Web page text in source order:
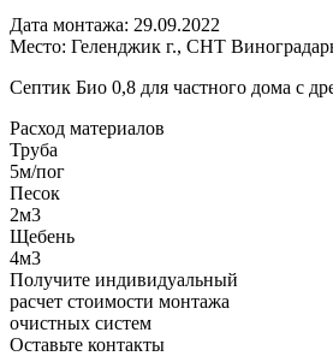
Дата монтажа: 29.09.2022
Место: Геленджик г., СНТ
Септик Био 0,8 для частного дома с
Расход материалов
Труба
5м/пог
Песок
2м3
Щебень
4м3
Получите индивидуальный
расчет стоимости монтажа
очистных систем
Оставьте контакты